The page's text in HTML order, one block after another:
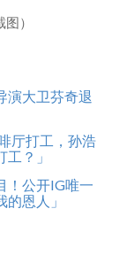
）
演大卫芬奇退
厅打工，孙浩
？」
！公开IG唯一
恩人」